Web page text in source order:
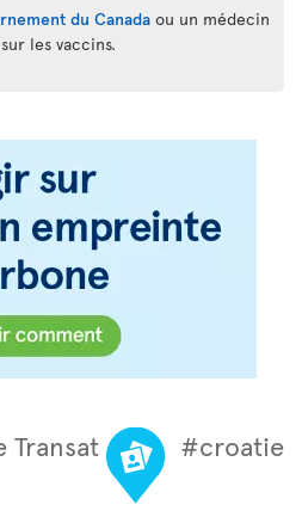
du Canada ou un médecin
les vaccins.
Transat #croatie